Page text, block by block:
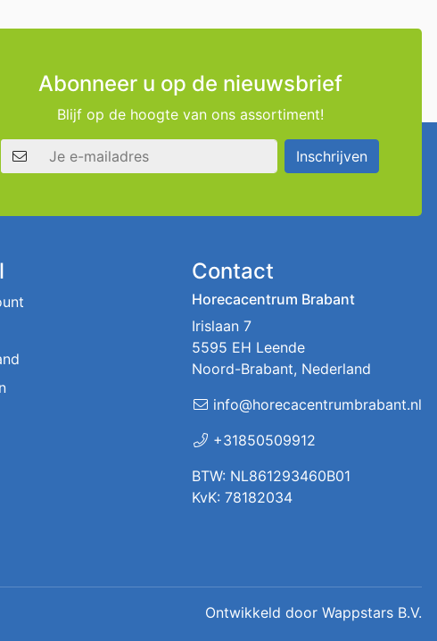
Abonneer u op de nieuwsbrief
Blijf op de hoogte van ons assortiment!
Inschrijven
Contact
Horecacentrum Brabant
Irislaan 7
5595 EH Leende
Noord-Brabant, Nederland
info@horecacentrumbrabant.nl
+31850509912
BTW: NL861293460B01
KvK: 78182034
Ontwikkeld door Wappstars B.V.